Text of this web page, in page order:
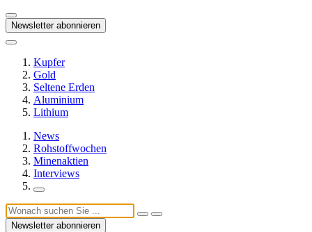
Newsletter abonnieren
Kupfer
Gold
Seltene Erden
Aluminium
Lithium
News
Rohstoffwochen
Minenaktien
Interviews
Newsletter abonnieren